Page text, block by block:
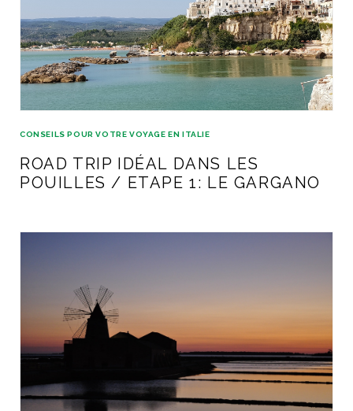
CONSEILS POUR VOTRE VOYAGE EN ITALIE
ROAD TRIP IDÉAL DANS LES
POUILLES / ETAPE 1: LE GARGANO